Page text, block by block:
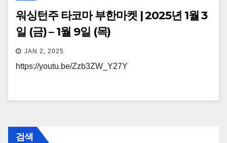
워싱턴주 타코마 부한마켓 | 2025년 1월 3
일 (금) – 1월 9일 (목)
JAN 2, 2025
https://youtu.be/Zzb3ZW_Y27Y
검색